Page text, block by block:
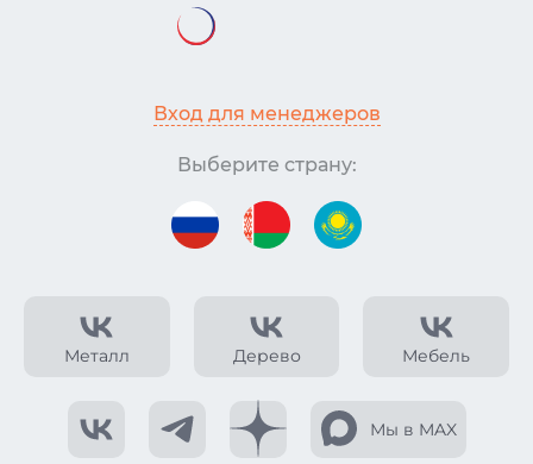
Металл Дерево Мебель
Мы в MAX
Вход для менеджеров
Выберите страну: